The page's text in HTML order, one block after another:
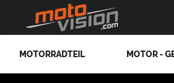
MOTORRADTEIL MOTOR -